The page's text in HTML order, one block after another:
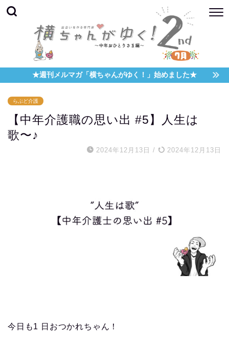
★週刊メルマガ「横ちゃんがゆく！」始めました★
らぶど介護
【中年介護職の思い出 #5】人生は
歌〜♪
2024年12月13日 / 2024年12月13日
今日も1 日おつかれちゃん！